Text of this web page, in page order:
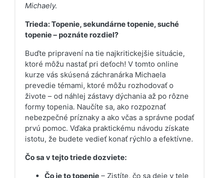
Michaely.
Trieda: Topenie, sekundárne topenie, suché
topenie – poznáte rozdiel?
Buďte pripravení na tie najkritickejšie situácie,
ktoré môžu nastať pri deťoch! V tomto online
kurze vás skúsená záchranárka Michaela
prevedie témami, ktoré môžu rozhodovať o
živote – od náhlej zástavy dýchania až po rôzne
formy topenia. Naučíte sa, ako rozpoznať
nebezpečné príznaky a ako včas a správne podať
prvú pomoc. Vďaka praktickému návodu získate
istotu, že budete vedieť konať rýchlo a efektívne.
Čo sa v tejto triede dozviete:
Čo je to topenie – Zistíte, čo sa deje v tele